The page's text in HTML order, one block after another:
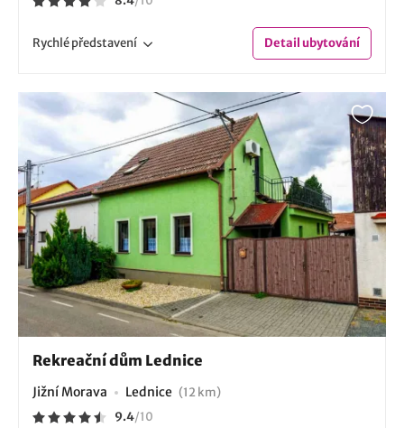
Rychlépředstavení Detailubytování
Rekreační dům Lednice
Jižní Morava Lednice (12 km)
9.4/10